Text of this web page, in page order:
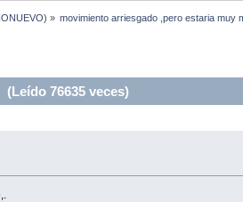
) » movimiento arriesgado ,pero estaria muy
76635 veces)